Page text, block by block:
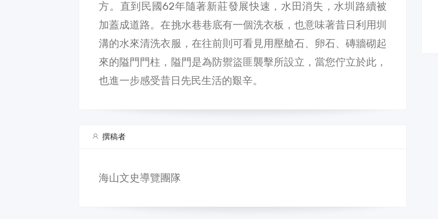
方。直到民國62年隨著新莊發展快速，水田消失，水圳路續被
加蓋成道路。在挑水巷巷底有一個洗衣板，也意味著昔日利用圳
溝的水來清洗衣服，在往前則可看見用壓艙石、卵石、磚牆砌起
來的隘門門柱，隘門是為防禦盜匪襲擊所設立，當您佇立於此，
也進一步感受昔日先民生活的艱辛。
撰稿者
海山文史導覽團隊